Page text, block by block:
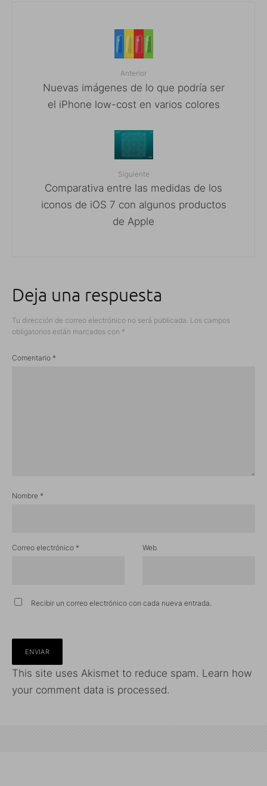
Anterior
Nuevas imágenes de lo que podría ser
el iPhone low-cost en varios colores
Siguiente
Comparativa entre las medidas de los
iconos de iOS 7 con algunos productos
de Apple
Deja una respuesta
Tu dirección de correo electrónico no será publicada. Los campos
obligatorios están marcados con *
Comentario *
Nombre *
Correo electrónico * Web
Recibir un correo electrónico con cada nueva entrada.
This site uses Akismet to reduce spam. Learn how
your comment data is processed.